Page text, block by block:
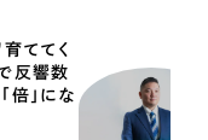
ててく
反響数
倍」にな